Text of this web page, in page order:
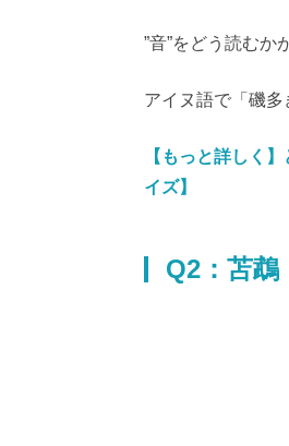
”音”をどう読むか
アイヌ語で「磯多
【もっと詳しく
イズ】
Q2：苫鵡